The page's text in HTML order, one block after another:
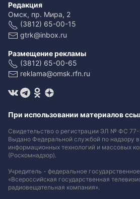
Редакция
Омск, пр. Мира, 2
(3812) 65-00-15
gtrk@inbox.ru
Размещение рекламы
(3812) 65-00-65
reklama@omsk.rfn.ru
При использовании материалов
Свидетельство о регистрации ЭЛ № ФС 77-
Выдано Федеральной службой по надзору
информационных технологий и массовых
(Роскомнадзор).
Учредитель - федеральное
«Всероссийская государственная
радиовещательная компания».